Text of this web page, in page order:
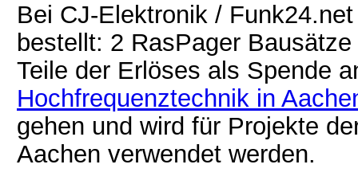
Bei CJ-Elektronik /
bestellt: 2 RasPager Bausätze
Teile der Erlöses als Spende
Hochfrequenztechnik in
gehen und wird für Projekte
Aachen verwendet werden.